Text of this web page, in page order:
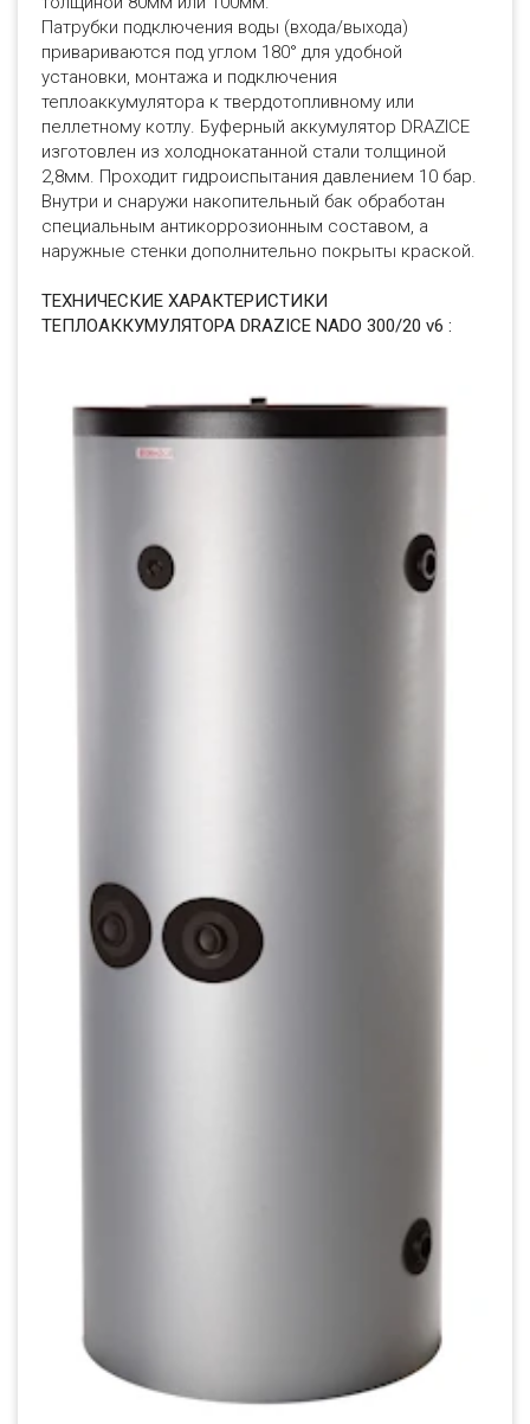
Патрубки подключения воды (входа/выхода)
привариваются под углом 180° для удобной
установки, монтажа и подключения
теплоаккумулятора к твердотопливному или
пеллетному котлу. Буферный аккумулятор DRAZICE
изготовлен из холоднокатанной стали толщиной
2,8мм. Проходит гидроиспытания давлением 10 бар.
Внутри и снаружи накопительный бак обработан
специальным антикоррозионным составом, а
наружные стенки дополнительно покрыты краской.
ТЕХНИЧЕСКИЕ ХАРАКТЕРИСТИКИ
ТЕПЛОАККУМУЛЯТОРА DRAZICE NADO 300/20 v6 :